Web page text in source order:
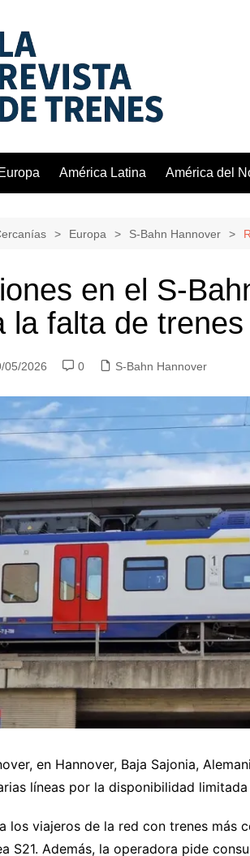
Europa América Latina América del
Europa S-Bahn Hannover
en el S-
la falta de trenes
05/2026 0 S-Bahn Hannover
en Hannover, Baja Sajonia,
líneas por la disponibilidad
los viajeros de la red con trenes más
S21. Además, la operadora pide